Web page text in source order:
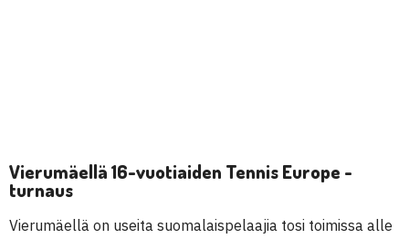
Vierumäellä 16-vuotiaiden Tennis Europe -
turnaus
Vierumäellä on useita suomalaispelaajia tosi toimissa alle